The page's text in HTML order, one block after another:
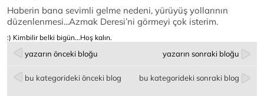
Haberin bana sevimli gelme nedeni, yürüyüş yollarının
düzenlenmesi...Azmak Deresi’ni görmeyi çok isterim.
:) Kimbilir belki bigün...Hoş kalın.
yazarın önceki bloğu yazarın sonraki bloğu
bu kategorideki önceki blog bu kategorideki sonraki blog